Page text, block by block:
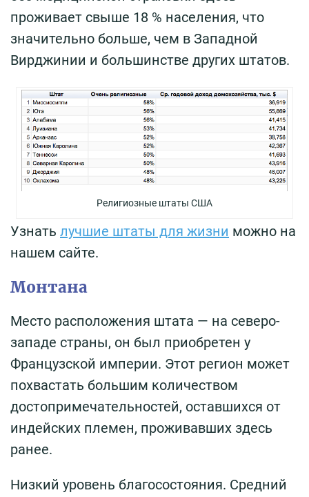
проживает свыше 18 % населения, что
значительно больше, чем в Западной
Вирджинии и большинстве других штатов.
Религиозные штаты США
Узнать лучшие штаты для жизни можно на
нашем сайте.
Монтана
Место расположения штата — на северо-
западе страны, он был приобретен у
Французской империи. Этот регион может
похвастать большим количеством
достопримечательностей, оставшихся от
индейских племен, проживавших здесь
ранее.
Низкий уровень благосостояния. Средний